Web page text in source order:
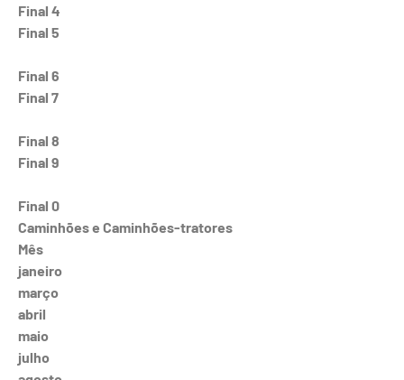
Final 4
Final 5
Final 6
Final 7
Final 8
Final 9
Final 0
Caminhões e Caminhões-tratores
Mês
janeiro
março
abril
maio
julho